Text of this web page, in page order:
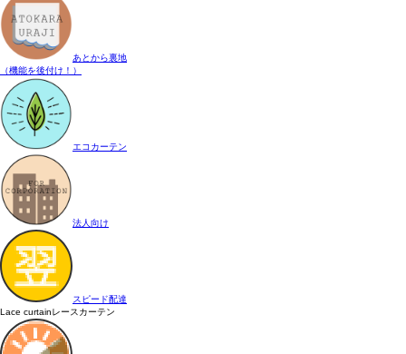
あとから裏地
（機能を後付け！）
エコカーテン
法人向け
スピード配達
Lace curtainレースカーテン